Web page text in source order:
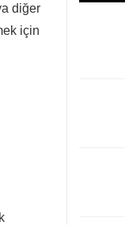
diğer
için